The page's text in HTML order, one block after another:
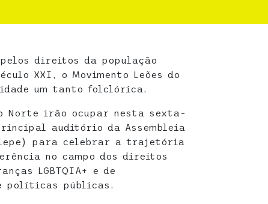
direitos da população
XXI, o Movimento Leões do
um tanto folclórica.
Norte irão ocupar nesta sexta-
auditório da Assembleia
para celebrar a trajetória
no campo dos direitos
LGBTQIA+ e de
políticas públicas.